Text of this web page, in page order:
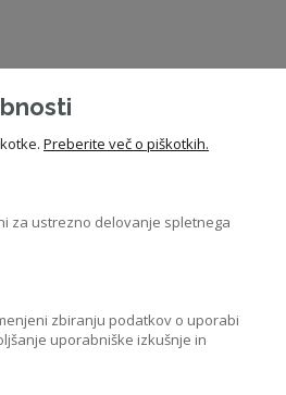
vas vabimo da se nam pridružite in
Letna članarina znaša 210
Preberite več o piškotkih.
za ustrezno delovanje spletnega
zbiranju podatkov o uporabi
uporabniške izkušnje in